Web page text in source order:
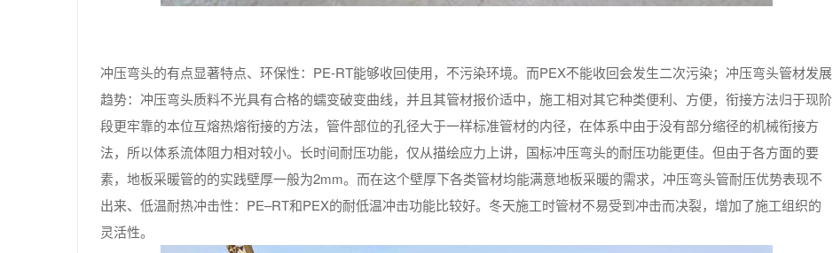
冲压弯头的有点显著特点、环保性：PE-RT能够收回使用，不污染环境。而PEX不能收回会发生二次污染；冲压弯头管材发展
趋势：冲压弯头质料不光具有合格的蠕变破变曲线，并且其管材报价适中，施工相对其它种类便利、方便，衔接方法归于现阶
段更牢靠的本位互熔热熔衔接的方法，管件部位的孔径大于一样标准管材的内径，在体系中由于没有部分缩径的机械衔接方
法，所以体系流体阻力相对较小。长时间耐压功能，仅从描绘应力上讲，国标冲压弯头的耐压功能更佳。但由于各方面的要
素，地板采暖管的的实践壁厚一般为2mm。而在这个壁厚下各类管材均能满意地板采暖的需求，冲压弯头管耐压优势表现不
出来、低温耐热冲击性：PE–RT和PEX的耐低温冲击功能比较好。冬天施工时管材不易受到冲击而决裂，增加了施工组织的
灵活性。